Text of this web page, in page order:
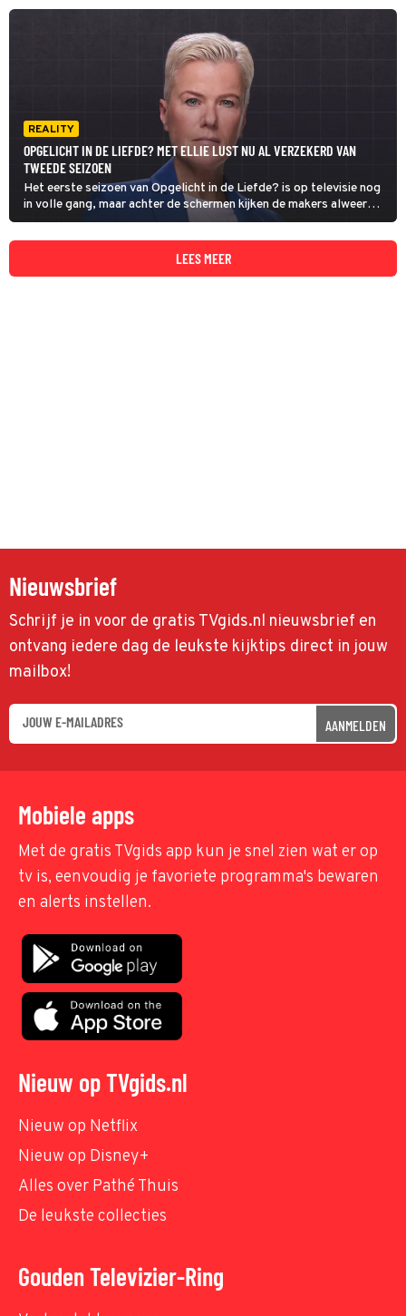
extra lang seizoen te zien.
REALITY
OPGELICHT IN DE LIEFDE? MET ELLIE LUST NU AL VERZEKERD VAN
TWEEDE SEIZOEN
Het eerste seizoen van Opgelicht in de Liefde? is op televisie nog
in volle gang, maar achter de schermen kijken de makers alweer
vooruit. Er komt namelijk sowieso een tweede seizoen.
LEES MEER
Nieuwsbrief
Schrijf je in voor de gratis TVgids.nl nieuwsbrief en
ontvang iedere dag de leukste kijktips direct in jouw
mailbox!
AANMELDEN
Mobiele apps
Met de gratis TVgids app kun je snel zien wat er op
tv is, eenvoudig je favoriete programma's bewaren
en alerts instellen.
Nieuw op TVgids.nl
Nieuw op Netflix
Nieuw op Disney+
Alles over Pathé Thuis
De leukste collecties
Gouden Televizier-Ring